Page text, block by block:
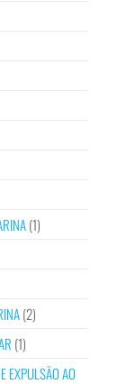
(1)
(2)
(1)
EXPULSÃO AO